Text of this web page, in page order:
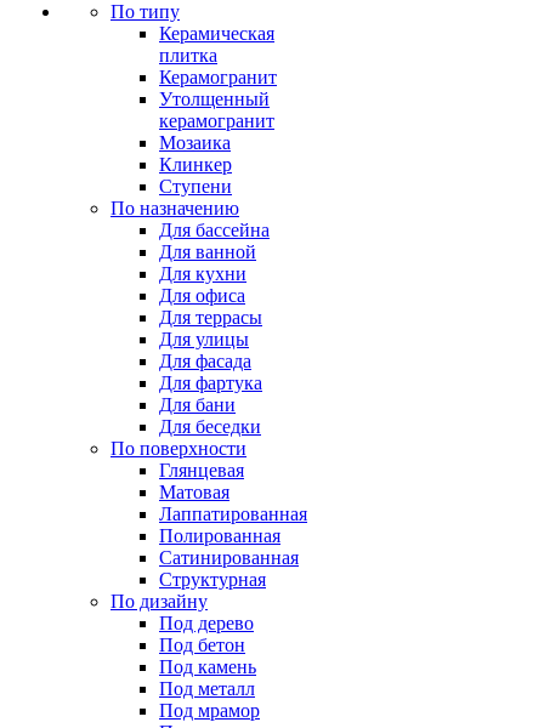
По типу
Керамическая
плитка
Керамогранит
Утолщенный
керамогранит
Мозаика
Клинкер
Ступени
По назначению
Для бассейна
Для ванной
Для кухни
Для офиса
Для террасы
Для улицы
Для фасада
Для фартука
Для бани
Для беседки
По поверхности
Глянцевая
Матовая
Лаппатированная
Полированная
Сатинированная
Структурная
По дизайну
Под дерево
Под бетон
Под камень
Под металл
Под мрамор